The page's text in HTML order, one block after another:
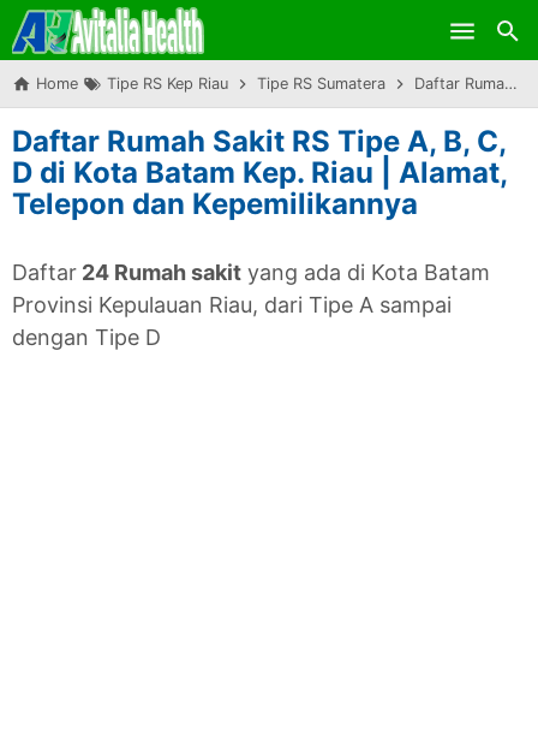
Skip to main content
Home Tipe RS Kep Riau Tipe RS Sumatera Daftar Rumah Sakit RS Tipe A, B, C, D di Kota Batam Kep. Riau | Alamat, Telepon dan Kepemilikannya
Daftar Rumah Sakit RS Tipe A, B, C,
D di Kota Batam Kep. Riau | Alamat,
Telepon dan Kepemilikannya
Daftar 24 Rumah sakit yang ada di Kota Batam
Provinsi Kepulauan Riau, dari Tipe A sampai
dengan Tipe D